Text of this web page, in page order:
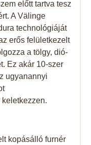
előtt tartva tesz
A Välinge
technológiáját
erős felületkezelt
a tölgy, dió-
Ez akár 10-szer
ugyanannyi
kopásálló furnér